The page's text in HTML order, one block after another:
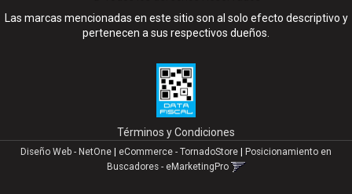
Las marcas mencionadas en este sitio son al solo efecto descriptivo y
pertenecen a sus respectivos dueños.
Términos y Condiciones
Diseño Web - NetOne | eCommerce - TornadoStore | Posicionamiento en
Buscadores - eMarketingPro